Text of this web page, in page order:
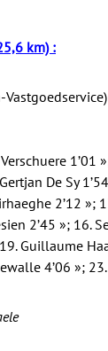
km) :
1’01
De Sy
2’12 »;
2’45 »; 16.
Guillaume
4’06 »;